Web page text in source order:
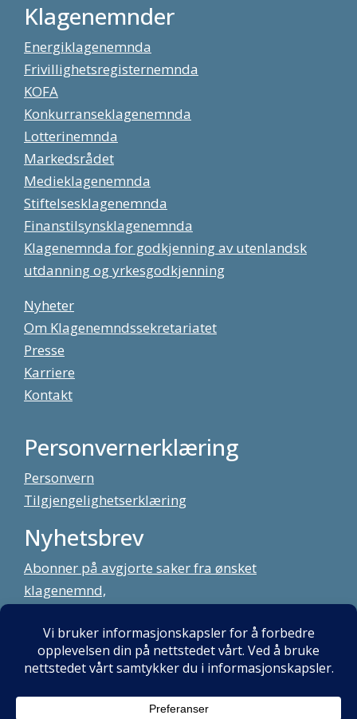
Klagenemnder
Energiklagenemnda
Frivillighetsregisternemnda
KOFA
Konkurranseklagenemnda
Lotterinemnda
Markedsrådet
Medieklagenemnda
Stiftelsesklagenemnda
Finanstilsynsklagenemnda
Klagenemnda for godkjenning av utenlandsk
utdanning og yrkesgodkjenning
Nyheter
Om Klagenemndssekretariatet
Presse
Karriere
Kontakt
Personvernerklæring
Personvern
Tilgjengelighetserklæring
Nyhetsbrev
Abonner på avgjorte saker fra ønsket
klagenemnd,